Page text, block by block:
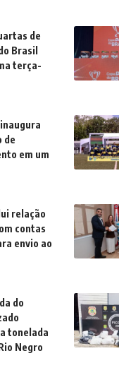
de
Brasil
terça-
de
em um
relação
contas
envio ao
do
tonelada
Negro